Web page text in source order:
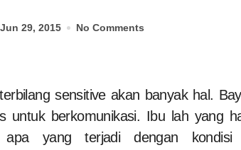
Jun 29, 2015 No Comments
untuk berkomunikasi. Ibu lah yang
apa yang terjadi dengan